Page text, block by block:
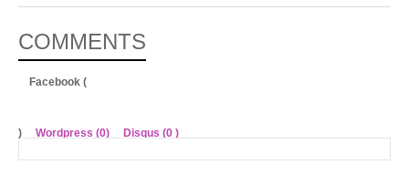
COMMENTS
Facebook (
) Wordpress (0) Disqus (0 )